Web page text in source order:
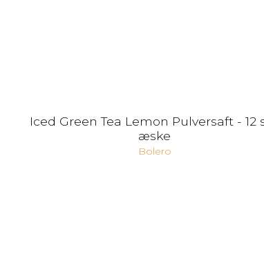
Iced Green Tea Lemon Pulversaft - 12
æske
Bolero